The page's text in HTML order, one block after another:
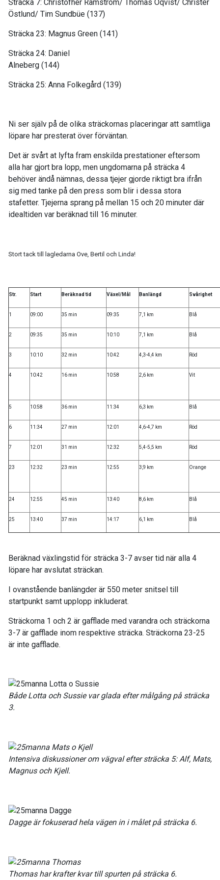
Sträcka 7: Christofher Ramström/ Thomas Öqvist/ Christer
Östlund/ Tim Sundbüe (137)
Sträcka 23: Magnus Green (141)
Sträcka 24: Daniel
Alneberg (144)
Sträcka 25: Anna Folkegård (139)
Ni ser själv på de olika sträckornas placeringar att samtliga
löpare har presterat över förväntan.
Det är svårt at lyfta fram enskilda prestationer eftersom
alla har gjort bra lopp, men ungdomarna på sträcka 4
behöver ändå nämnas, dessa tjejer gjorde riktigt bra ifrån
sig med tanke på den press som blir i dessa stora
stafetter. Tjejerna sprang på mellan 15 och 20 minuter där
idealtiden var beräknad till 16 minuter.
Stort tack till lagledarna Ove, Bertil och Linda!
Str. Start Beräknad tid Växel/Mål Banlängd Svårighet
1 09:00 35 min 09:35 7,1 km Blå
2 09:35 35 min 10:10 7,1 km Blå
3 10:10 32 min 10:42 4,3-4,4 km Röd
4 10:42 16 min 10:58 2,6 km Vit
5 10:58 36 min 11:34 6,3 km Blå
6 11:34 27 min 12:01 4,6-4,7 km Röd
7 12:01 31 min 12:32 5,4-5,5 km Röd
23 12:32 23 min 12:55 3,9 km Orange
24 12:55 45 min 13:40 8,6 km Blå
25 13:40 37 min 14:17 6,1 km Blå
Beräknad växlingstid för sträcka 3-7 avser tid när alla 4
löpare har avslutat sträckan.
I ovanstående banlängder är 550 meter snitsel till
startpunkt samt upplopp inkluderat.
Sträckorna 1 och 2 är gafflade med varandra och sträckorna
3-7 är gafflade inom respektive sträcka. Sträckorna 23-25
är inte gafflade.
Både Lotta och Sussie var glada efter målgång på sträcka
3.
Intensiva diskussioner om vägval efter sträcka 5: Alf, Mats,
Magnus och Kjell.
Dagge är fokuserad hela vägen in i målet på sträcka 6.
Thomas har krafter kvar till spurten på sträcka 6.